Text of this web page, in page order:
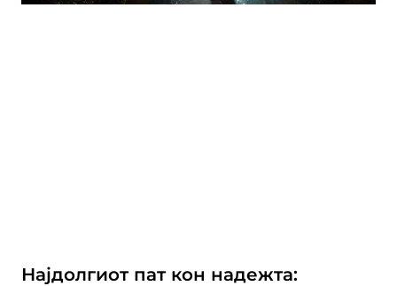
Најдолгиот пат кон надежта: